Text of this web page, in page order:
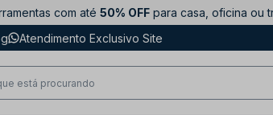
com até 50% OFF para casa, oficina ou
Atendimento Exclusivo Site